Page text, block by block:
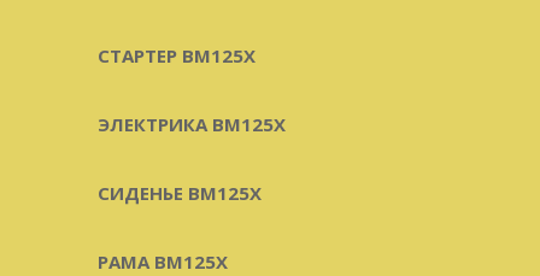
СТАРТЕР BM125X
ЭЛЕКТРИКА BM125X
СИДЕНЬЕ BM125X
РАМА BM125X